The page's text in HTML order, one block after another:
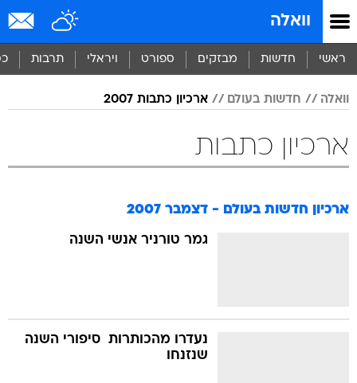
וואלה
ראשי חדשות מבזקים ספורט ויראלי תרבות
וואלה חדשות בעולם ארכיון כתבות 2007
ארכיון כתבות
ארכיון חדשות בעולם - דצמבר 2007
גמר טורניר אנשי השנה
נעדרו מהכותרות  סיפורי השנה
שנזנחו